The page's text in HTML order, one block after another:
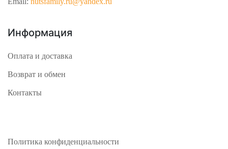
Информация
Оплата и доставка
Возврат и обмен
Контакты
Политика конфиденциальности